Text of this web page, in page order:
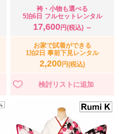
袴・小物も選べる
5泊6日 フルセットレンタル
17,600円(税込) ～
お家で試着ができる
1泊2日 事前下見レンタル
2,200円(税込)